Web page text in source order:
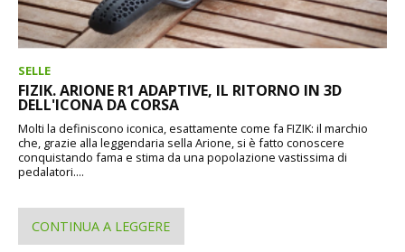
SELLE
FIZIK. ARIONE R1 ADAPTIVE, IL RITORNO IN 3D
DELL'ICONA DA CORSA
Molti la definiscono iconica, esattamente come fa FIZIK: il marchio
che, grazie alla leggendaria sella Arione, si è fatto conoscere
conquistando fama e stima da una popolazione vastissima di
pedalatori....
CONTINUA A LEGGERE